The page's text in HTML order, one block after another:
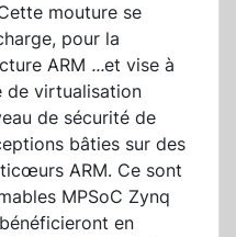
mouture se
pour la
ARM ...et vise à
de virtualisation
de sécurité de
bâties sur des
ARM. Ce sont
MPSoC Zynq
en